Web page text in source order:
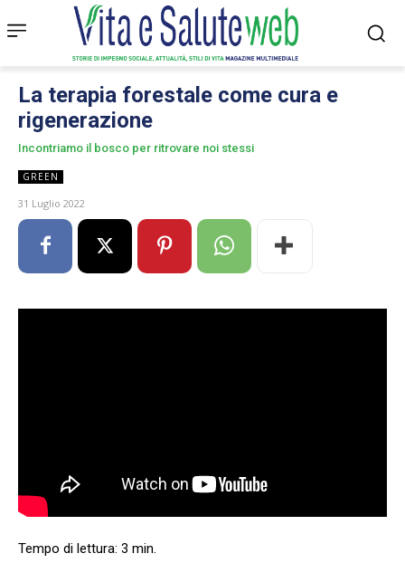
La terapia forestale come cura e
rigenerazione
Incontriamo il bosco per ritrovare noi stessi
GREEN
31 Luglio 2022